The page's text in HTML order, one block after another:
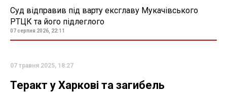
Суд відправив під варту ексглаву Мукачівського
РТЦК та його підлеглого
07 серпня 2026, 22:11
07 травня 2025, 18:27
Теракт у Харкові та загибель